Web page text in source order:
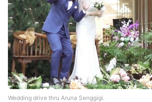
Wedding drive thru Aruna Senggigi.